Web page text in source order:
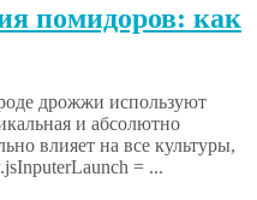
помидоров: как
дрожжи используют
и абсолютно
влияет на все культуры,
= ...